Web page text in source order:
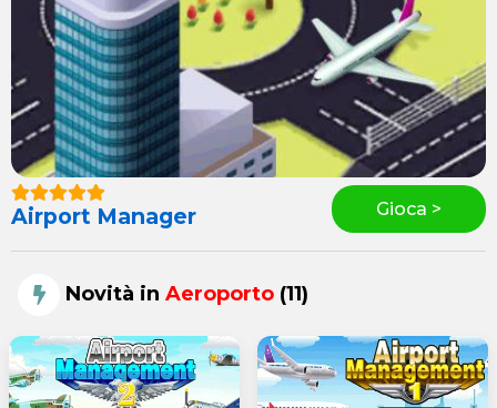
Airport Manager Gioca >
Novità in Aeroporto (11)